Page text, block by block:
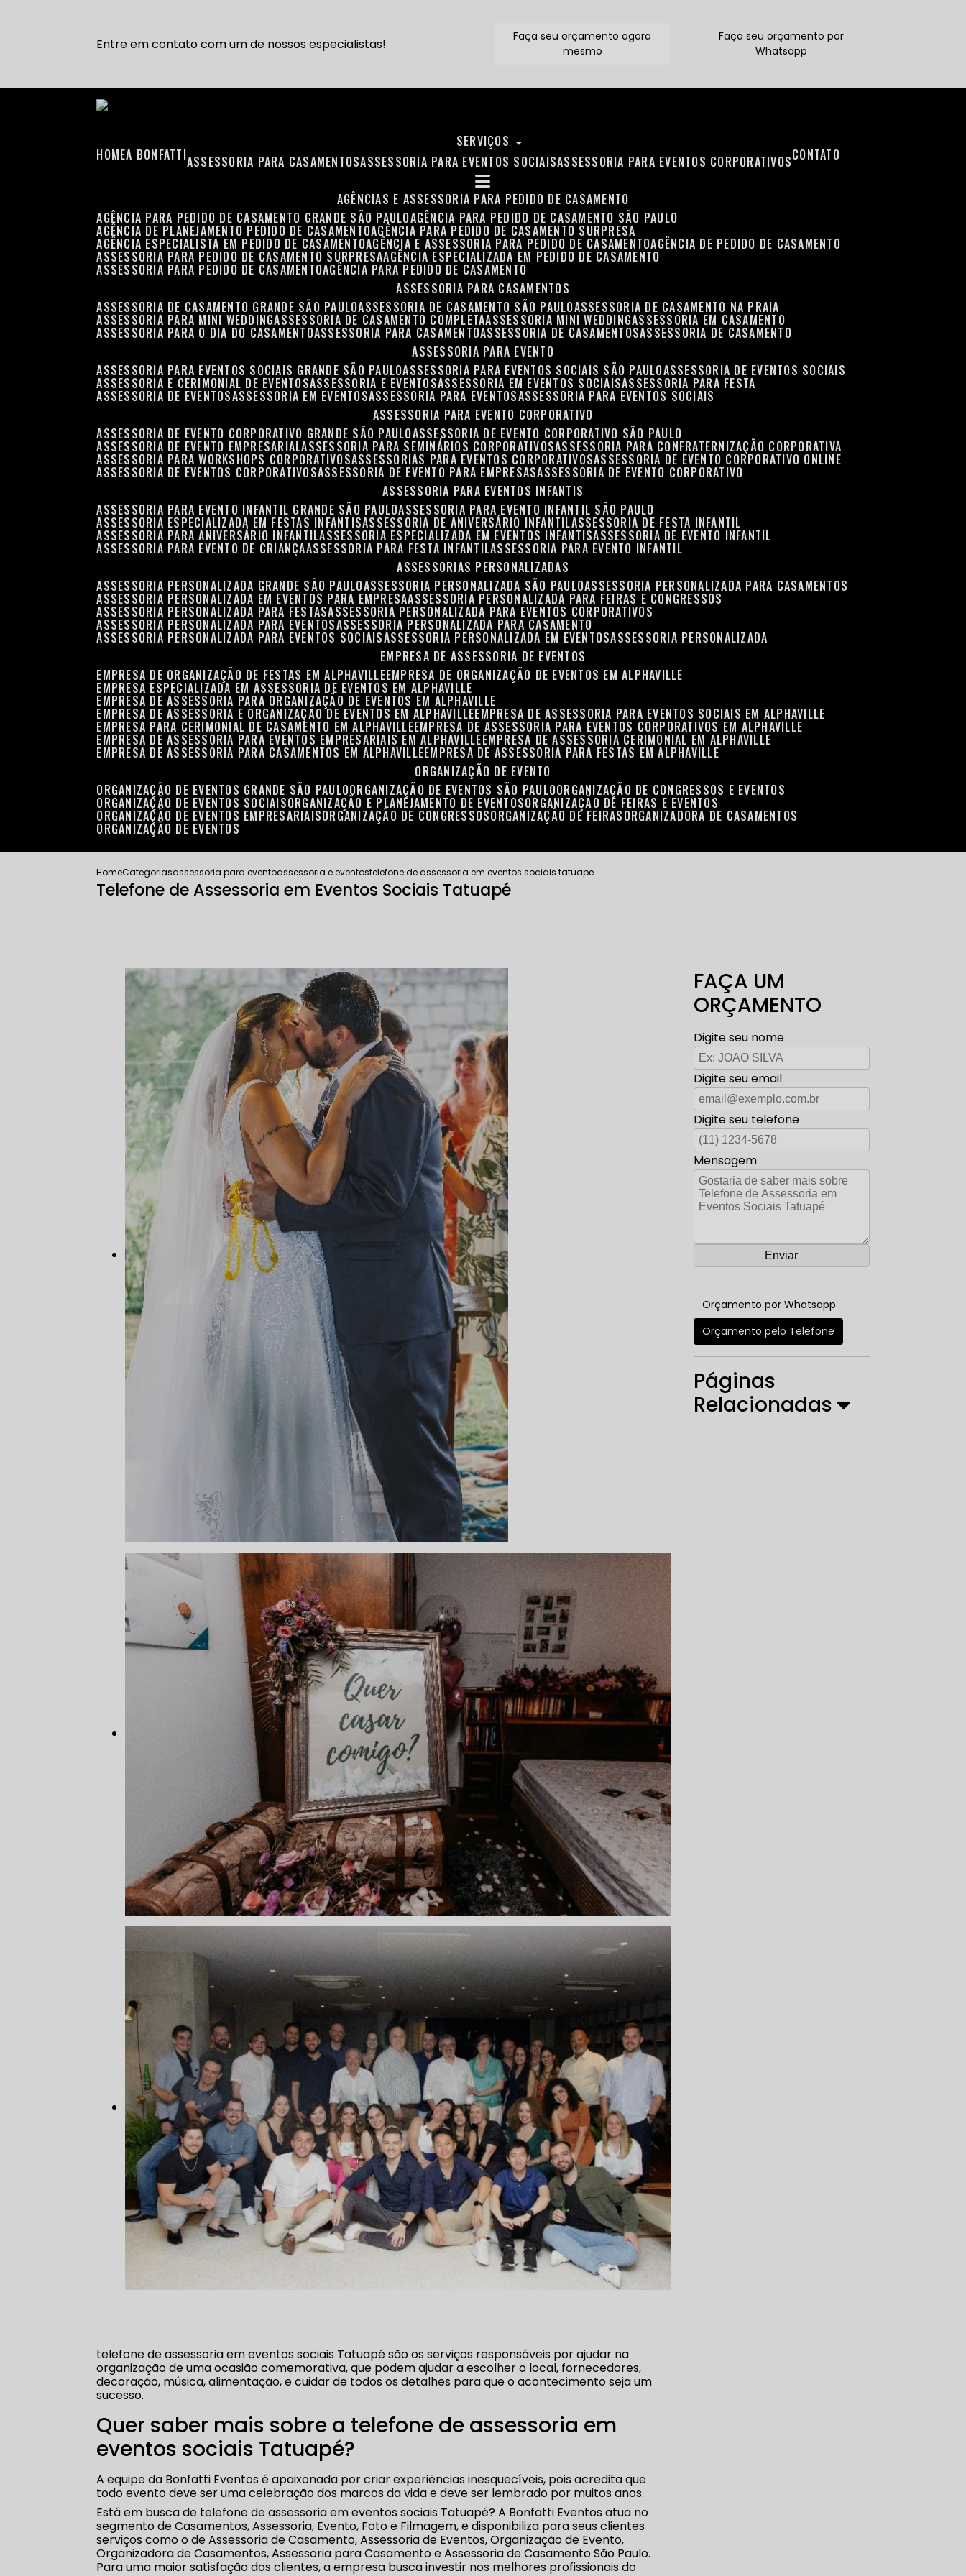
Entre em contato com um de nossos especialistas!
Faça seu orçamento agora
mesmo
Faça seu orçamento por
Whatsapp
HOME A BONFATTI
SERVIÇOS
ASSESSORIA PARA CASAMENTOS ASSESSORIA PARA EVENTOS SOCIAIS ASSESSORIA PARA EVENTOS CORPORATIVOS CONTATO
AGÊNCIAS E ASSESSORIA PARA PEDIDO DE CASAMENTO
AGÊNCIA PARA PEDIDO DE CASAMENTO GRANDE SÃO PAULO AGÊNCIA PARA PEDIDO DE CASAMENTO SÃO PAULO
AGÊNCIA DE PLANEJAMENTO PEDIDO DE CASAMENTO AGÊNCIA PARA PEDIDO DE CASAMENTO SURPRESA
AGÊNCIA ESPECIALISTA EM PEDIDO DE CASAMENTO AGÊNCIA E ASSESSORIA PARA PEDIDO DE CASAMENTO AGÊNCIA DE PEDIDO DE CASAMENTO
ASSESSORIA PARA PEDIDO DE CASAMENTO SURPRESA AGÊNCIA ESPECIALIZADA EM PEDIDO DE CASAMENTO
ASSESSORIA PARA PEDIDO DE CASAMENTO AGÊNCIA PARA PEDIDO DE CASAMENTO
ASSESSORIA PARA CASAMENTOS
ASSESSORIA DE CASAMENTO GRANDE SÃO PAULO ASSESSORIA DE CASAMENTO SÃO PAULO ASSESSORIA DE CASAMENTO NA PRAIA
ASSESSORIA PARA MINI WEDDING ASSESSORIA DE CASAMENTO COMPLETA ASSESSORIA MINI WEDDING ASSESSORIA EM CASAMENTO
ASSESSORIA PARA O DIA DO CASAMENTO ASSESSORIA PARA CASAMENTO ASSESSORIA DE CASAMENTOS ASSESSORIA DE CASAMENTO
ASSESSORIA PARA EVENTO
ASSESSORIA PARA EVENTOS SOCIAIS GRANDE SÃO PAULO ASSESSORIA PARA EVENTOS SOCIAIS SÃO PAULO ASSESSORIA DE EVENTOS SOCIAIS
ASSESSORIA E CERIMONIAL DE EVENTOS ASSESSORIA E EVENTOS ASSESSORIA EM EVENTOS SOCIAIS ASSESSORIA PARA FESTA
ASSESSORIA DE EVENTOS ASSESSORIA EM EVENTOS ASSESSORIA PARA EVENTOS ASSESSORIA PARA EVENTOS SOCIAIS
ASSESSORIA PARA EVENTO CORPORATIVO
ASSESSORIA DE EVENTO CORPORATIVO GRANDE SÃO PAULO ASSESSORIA DE EVENTO CORPORATIVO SÃO PAULO
ASSESSORIA DE EVENTO EMPRESARIAL ASSESSORIA PARA SEMINÁRIOS CORPORATIVOS ASSESSORIA PARA CONFRATERNIZAÇÃO CORPORATIVA
ASSESSORIA PARA WORKSHOPS CORPORATIVOS ASSESSORIAS PARA EVENTOS CORPORATIVOS ASSESSORIA DE EVENTO CORPORATIVO ONLINE
ASSESSORIA DE EVENTOS CORPORATIVOS ASSESSORIA DE EVENTO PARA EMPRESAS ASSESSORIA DE EVENTO CORPORATIVO
ASSESSORIA PARA EVENTOS INFANTIS
ASSESSORIA PARA EVENTO INFANTIL GRANDE SÃO PAULO ASSESSORIA PARA EVENTO INFANTIL SÃO PAULO
ASSESSORIA ESPECIALIZADA EM FESTAS INFANTIS ASSESSORIA DE ANIVERSÁRIO INFANTIL ASSESSORIA DE FESTA INFANTIL
ASSESSORIA PARA ANIVERSÁRIO INFANTIL ASSESSORIA ESPECIALIZADA EM EVENTOS INFANTIS ASSESSORIA DE EVENTO INFANTIL
ASSESSORIA PARA EVENTO DE CRIANÇA ASSESSORIA PARA FESTA INFANTIL ASSESSORIA PARA EVENTO INFANTIL
ASSESSORIAS PERSONALIZADAS
ASSESSORIA PERSONALIZADA GRANDE SÃO PAULO ASSESSORIA PERSONALIZADA SÃO PAULO ASSESSORIA PERSONALIZADA PARA CASAMENTOS
ASSESSORIA PERSONALIZADA EM EVENTOS PARA EMPRESA ASSESSORIA PERSONALIZADA PARA FEIRAS E CONGRESSOS
ASSESSORIA PERSONALIZADA PARA FESTAS ASSESSORIA PERSONALIZADA PARA EVENTOS CORPORATIVOS
ASSESSORIA PERSONALIZADA PARA EVENTOS ASSESSORIA PERSONALIZADA PARA CASAMENTO
ASSESSORIA PERSONALIZADA PARA EVENTOS SOCIAIS ASSESSORIA PERSONALIZADA EM EVENTOS ASSESSORIA PERSONALIZADA
EMPRESA DE ASSESSORIA DE EVENTOS
EMPRESA DE ORGANIZAÇÃO DE FESTAS EM ALPHAVILLE EMPRESA DE ORGANIZAÇÃO DE EVENTOS EM ALPHAVILLE
EMPRESA ESPECIALIZADA EM ASSESSORIA DE EVENTOS EM ALPHAVILLE
EMPRESA DE ASSESSORIA PARA ORGANIZAÇÃO DE EVENTOS EM ALPHAVILLE
EMPRESA DE ASSESSORIA E ORGANIZAÇÃO DE EVENTOS EM ALPHAVILLE EMPRESA DE ASSESSORIA PARA EVENTOS SOCIAIS EM ALPHAVILLE
EMPRESA PARA CERIMONIAL DE CASAMENTO EM ALPHAVILLE EMPRESA DE ASSESSORIA PARA EVENTOS CORPORATIVOS EM ALPHAVILLE
EMPRESA DE ASSESSORIA PARA EVENTOS EMPRESARIAIS EM ALPHAVILLE EMPRESA DE ASSESSORIA CERIMONIAL EM ALPHAVILLE
EMPRESA DE ASSESSORIA PARA CASAMENTOS EM ALPHAVILLE EMPRESA DE ASSESSORIA PARA FESTAS EM ALPHAVILLE
ORGANIZAÇÃO DE EVENTO
ORGANIZAÇÃO DE EVENTOS GRANDE SÃO PAULO ORGANIZAÇÃO DE EVENTOS SÃO PAULO ORGANIZAÇÃO DE CONGRESSOS E EVENTOS
ORGANIZAÇÃO DE EVENTOS SOCIAIS ORGANIZAÇÃO E PLANEJAMENTO DE EVENTOS ORGANIZAÇÃO DE FEIRAS E EVENTOS
ORGANIZAÇÃO DE EVENTOS EMPRESARIAIS ORGANIZAÇÃO DE CONGRESSOS ORGANIZAÇÃO DE FEIRAS ORGANIZADORA DE CASAMENTOS
ORGANIZAÇÃO DE EVENTOS
HomeCategoriasassessoria para eventoassessoria e eventostelefone de assessoria em eventos sociais tatuape
Telefone de Assessoria em Eventos Sociais Tatuapé
telefone de assessoria em eventos sociais Tatuapé são os serviços responsáveis por ajudar na
organização de uma ocasião comemorativa, que podem ajudar a escolher o local, fornecedores,
decoração, música, alimentação, e cuidar de todos os detalhes para que o acontecimento seja um
sucesso.
Quer saber mais sobre a telefone de assessoria em
eventos sociais Tatuapé?
A equipe da Bonfatti Eventos é apaixonada por criar experiências inesquecíveis, pois acredita que
todo evento deve ser uma celebração dos marcos da vida e deve ser lembrado por muitos anos.
Está em busca de telefone de assessoria em eventos sociais Tatuapé? A Bonfatti Eventos atua no
segmento de Casamentos, Assessoria, Evento, Foto e Filmagem, e disponibiliza para seus clientes
serviços como o de Assessoria de Casamento, Assessoria de Eventos, Organização de Evento,
Organizadora de Casamentos, Assessoria para Casamento e Assessoria de Casamento São Paulo.
Para uma maior satisfação dos clientes, a empresa busca investir nos melhores profissionais do
FAÇA UM
ORÇAMENTO
Digite seu nome
Digite seu email
Digite seu telefone
Mensagem
Orçamento por Whatsapp
Orçamento pelo Telefone
Páginas
Relacionadas